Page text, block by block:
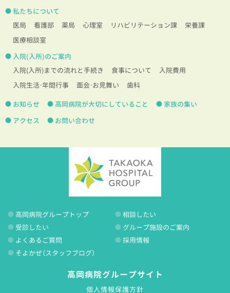
私たちについて
医局
看護部 薬局 心理室 リハビリテーション課
栄養課
医療相談室
入院(入所)のご案内
入院(入所)までの流れと手続き
食事について
入院費用
入院生活・年間行事
面会・お見舞い 歯科
お知らせ 高岡病院が大切にしていること
家族の集い
アクセス
お問い合わせ
高岡病院グループトップ
相談したい
受診したい
グループ施設のご案内
よくあるご質問
採用情報
そよかぜ（スタッフブログ）
高岡病院グループサイト
個人情報保護方針